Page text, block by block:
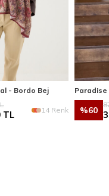
- Bordo Bej
TL 14 Renk
Paradise
%60